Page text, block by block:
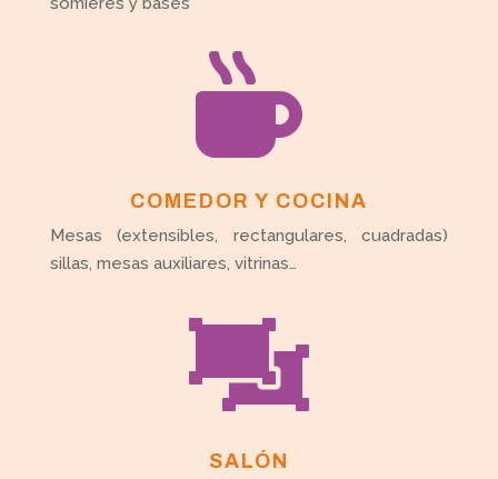

COMEDOR Y COCINA
Mesas (extensibles, rectangulares, cuadradas)
sillas, mesas auxiliares, vitrinas…

SALÓN